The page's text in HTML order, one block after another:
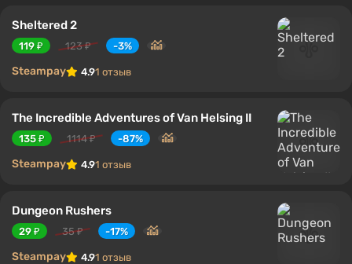
Sheltered 2
119 ₽ 123 ₽ -3%
Steampay 4.91 отзыв
The Incredible Adventures of Van Helsing II
135 ₽ 1114 ₽ -87%
Steampay 4.91 отзыв
Dungeon Rushers
29 ₽ 35 ₽ -17%
Steampay 4.91 отзыв